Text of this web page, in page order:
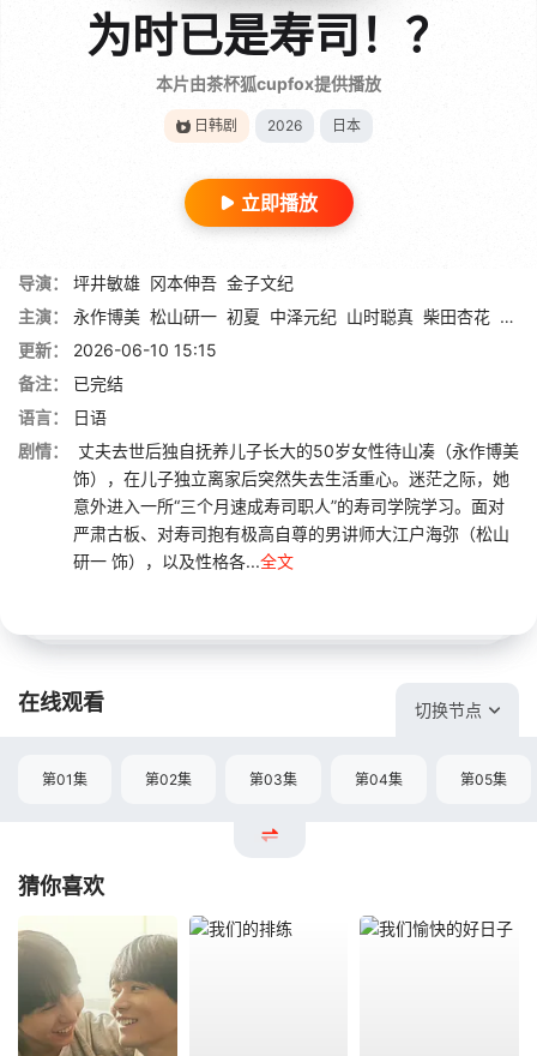
为时已是寿司！？
本片由茶杯狐cupfox提供播放
日韩剧 2026 日本
立即播放
导演： 坪井敏雄 冈本伸吾 金子文纪
主演：
永作博美 松山研一 初夏 中泽元纪 山时聪真 柴田杏花 平
更新：
2026-06-10 15:15
备注：
已完结
语言：
日语
剧情：
丈夫去世后独自抚养儿子长大的50岁女性待山凑（永作博美
饰），在儿子独立离家后突然失去生活重心。迷茫之际，她
意外进入一所“三个月速成寿司职人”的寿司学院学习。面对
严肃古板、对寿司抱有极高自尊的男讲师大江户海弥（松山
研一 饰），以及性格各...全文
在线观看 切换节点
第01集 第02集 第03集 第04集 第05集
猜你喜欢